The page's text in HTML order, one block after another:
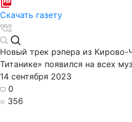
Скачать газету
Новый трек рэпера из Кирово-
Титанике» появился на всех
14 сентября 2023
0
356